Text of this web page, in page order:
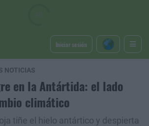
Iniciar sesión
NOTICIAS
en la Antártida: el lado
climático
tiñe el hielo antártico y despierta